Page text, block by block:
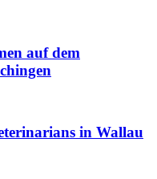
auf dem
in Wallau